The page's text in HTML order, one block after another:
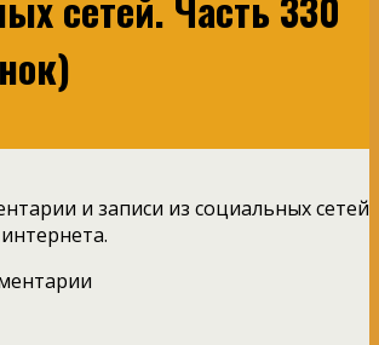
и записи из социальных сетей